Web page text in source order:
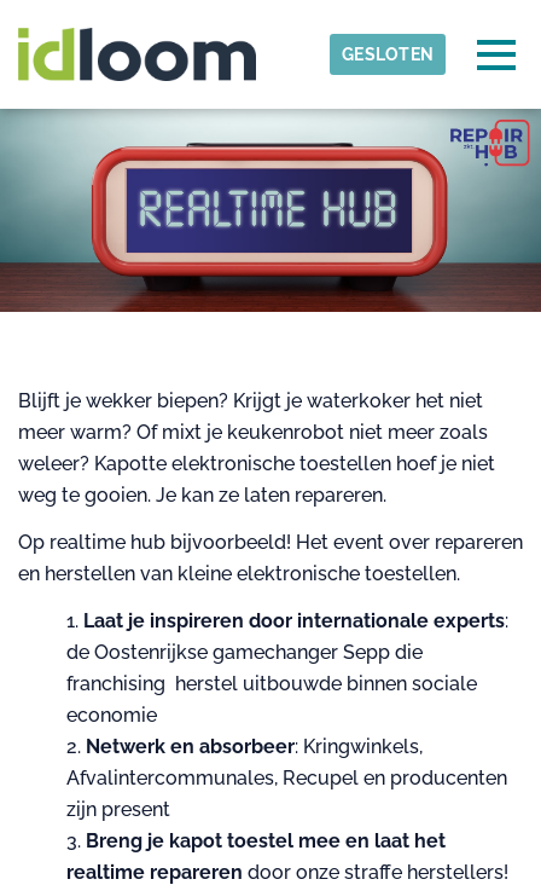
GESLOTEN
herwin
Blijft je wekker biepen? Krijgt je waterkoker het niet
meer warm? Of mixt je keukenrobot niet meer zoals
weleer? Kapotte elektronische toestellen hoef je niet
weg te gooien. Je kan ze laten repareren.
Op realtime hub bijvoorbeeld! Het event over repareren
en herstellen van kleine elektronische toestellen.
Laat je inspireren door internationale experts:
de Oostenrijkse gamechanger Sepp die
franchising herstel uitbouwde binnen sociale
economie
Netwerk en absorbeer: Kringwinkels,
Afvalintercommunales, Recupel en producenten
zijn present
Breng je kapot toestel mee en laat het
realtime repareren door onze straffe herstellers!
Gedetecteerde tijdzone
OK